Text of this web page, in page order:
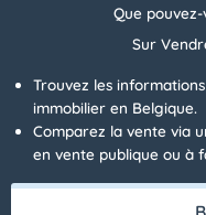
Que
Sur
Trouvez les
immobilier en Belgique.
Comparez la vente via
en vente publique ou à